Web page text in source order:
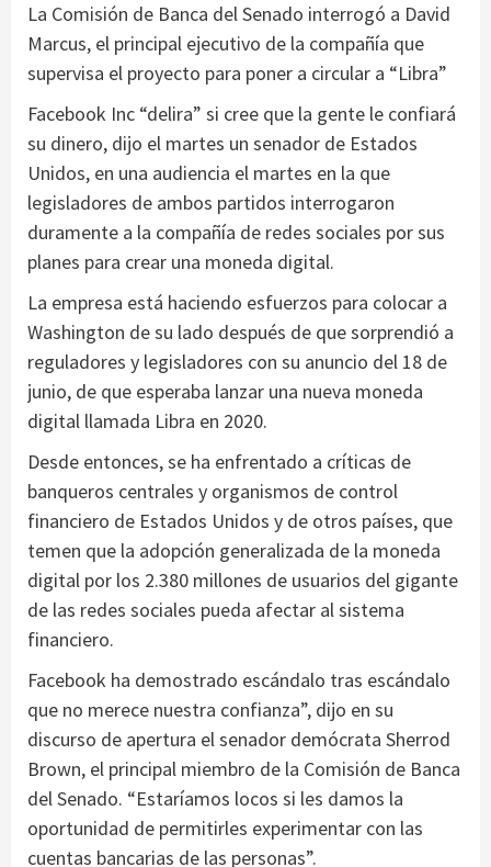
La Comisión de Banca del Senado interrogó a David
Marcus, el principal ejecutivo de la compañía que
supervisa el proyecto para poner a circular a “Libra”
Facebook Inc “delira” si cree que la gente le confiará
su dinero, dijo el martes un senador de Estados
Unidos, en una audiencia el martes en la que
legisladores de ambos partidos interrogaron
duramente a la compañía de redes sociales por sus
planes para crear una moneda digital.
La empresa está haciendo esfuerzos para colocar a
Washington de su lado después de que sorprendió a
reguladores y legisladores con su anuncio del 18 de
junio, de que esperaba lanzar una nueva moneda
digital llamada Libra en 2020.
Desde entonces, se ha enfrentado a críticas de
banqueros centrales y organismos de control
financiero de Estados Unidos y de otros países, que
temen que la adopción generalizada de la moneda
digital por los 2.380 millones de usuarios del gigante
de las redes sociales pueda afectar al sistema
financiero.
Facebook ha demostrado escándalo tras escándalo
que no merece nuestra confianza”, dijo en su
discurso de apertura el senador demócrata Sherrod
Brown, el principal miembro de la Comisión de Banca
del Senado. “Estaríamos locos si les damos la
oportunidad de permitirles experimentar con las
cuentas bancarias de las personas”.